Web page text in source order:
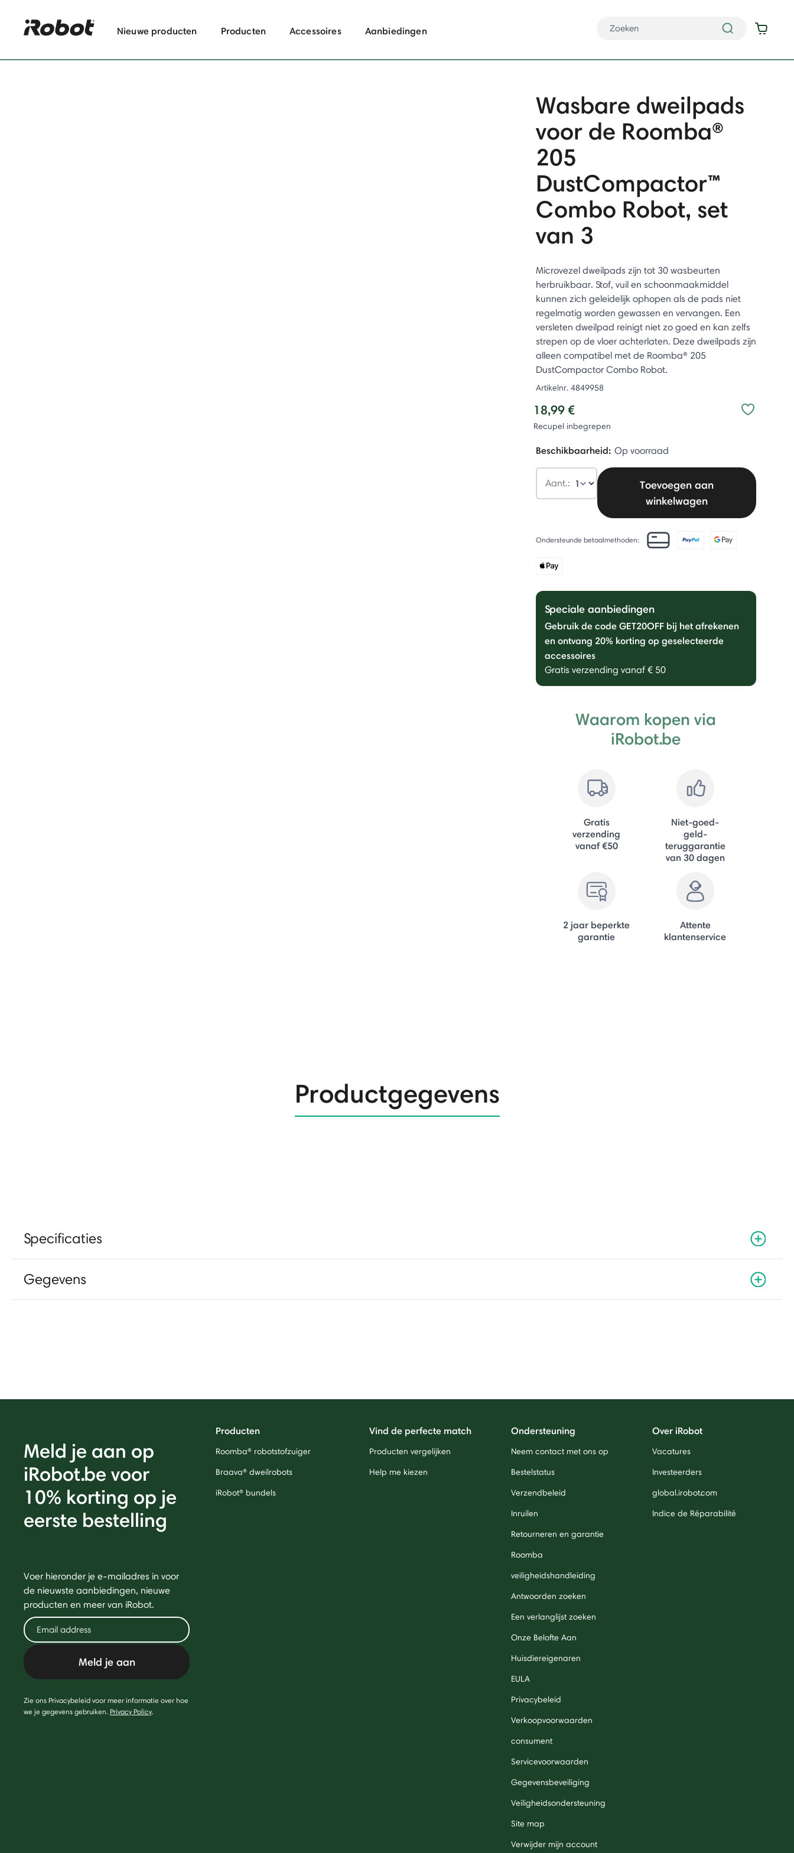
Nieuwe producten Producten Accessoires Aanbiedingen
Wasbare dweilpads
voor de Roomba®
205
DustCompactor™
Combo Robot, set
van 3
Microvezel dweilpads zijn tot 30 wasbeurten
herbruikbaar. Stof, vuil en schoonmaakmiddel
kunnen zich geleidelijk ophopen als de pads niet
regelmatig worden gewassen en vervangen. Een
versleten dweilpad reinigt niet zo goed en kan zelfs
strepen op de vloer achterlaten. Deze dweilpads zijn
alleen compatibel met de Roomba® 205
DustCompactor Combo Robot.
Artikelnr. 4849958
18,99 €
Recupel inbegrepen
Beschikbaarheid: Op voorraad
Aant.:
Toevoegen aan
winkelwagen
Ondersteunde betaalmethoden:
Speciale aanbiedingen
Gebruik de code GET20OFF bij het afrekenen
en ontvang 20% ​​korting op geselecteerde
accessoires
Gratis verzending vanaf € 50
Waarom kopen via
iRobot.be
Gratis
verzending
vanaf €50
Niet-goed-
geld-
teruggarantie
van 30 dagen
2 jaar beperkte
garantie
Attente
klantenservice
Productgegevens
Specificaties
Gegevens
Meld je aan op
iRobot.be voor
10% korting op je
eerste bestelling
Voer hieronder je e-mailadres in voor
de nieuwste aanbiedingen, nieuwe
producten en meer van iRobot.
Meld je aan
Zie ons Privacybeleid voor meer informatie over hoe
we je gegevens gebruiken. Privacy Policy.
Producten
Roomba® robotstofzuiger
Braava® dweilrobots
iRobot® bundels
Vind de perfecte match
Producten vergelijken
Help me kiezen
Ondersteuning
Neem contact met ons op
Bestelstatus
Verzendbeleid
Inruilen
Retourneren en garantie
Roomba
veiligheidshandleiding
Antwoorden zoeken
Een verlanglijst zoeken
Onze Belofte Aan
Huisdiereigenaren
EULA
Privacybeleid
Verkoopvoorwaarden
consument
Servicevoorwaarden
Gegevensbeveiliging
Veiligheidsondersteuning
Site map
Verwijder mijn account
Over iRobot
Vacatures
Investeerders
global.irobot.com
Indice de Réparabilité